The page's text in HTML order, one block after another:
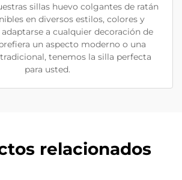
sillas huevo colgantes de ratán
en diversos estilos, colores y
a cualquier decoración de
un aspecto moderno o una
tenemos la silla perfecta
para usted.
relacionados